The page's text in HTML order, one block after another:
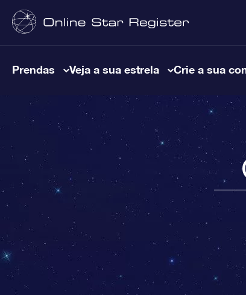
Prendas Veja a sua estrela Crie a sua